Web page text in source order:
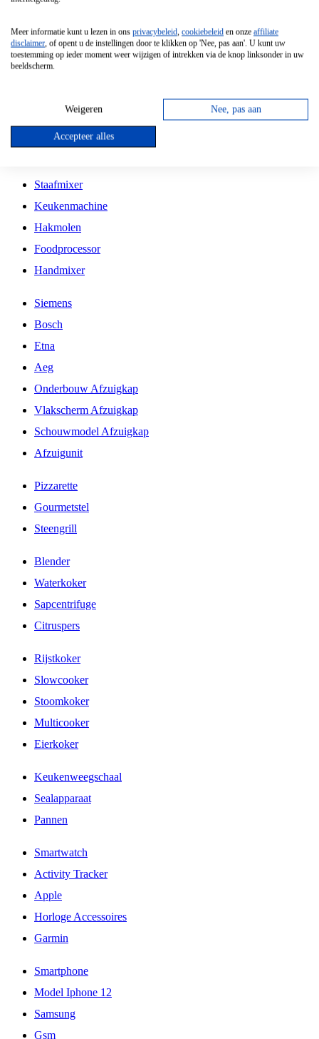
Vrijstaande Magnetron
Vrijstaande Kookplaat
Inbouw Gaskookplaat
Inbouw Keramische Kookplaat
Kookplaat Accessoires
Staafmixer
Keukenmachine
Hakmolen
Foodprocessor
Handmixer
Siemens
Bosch
Etna
Aeg
Onderbouw Afzuigkap
Vlakscherm Afzuigkap
Schouwmodel Afzuigkap
Afzuigunit
Pizzarette
Gourmetstel
Steengrill
Blender
Waterkoker
Sapcentrifuge
Citruspers
Rijstkoker
Slowcooker
Stoomkoker
Multicooker
Eierkoker
Keukenweegschaal
Sealapparaat
Pannen
Smartwatch
Activity Tracker
Apple
Horloge Accessoires
Garmin
Smartphone
Model Iphone 12
Samsung
Gsm
Meer informatie kunt u lezen in ons privacybeleid, cookiebeleid en onze affiliate
disclaimer, of opent u de instellingen door te klikken op 'Nee, pas aan'. U kunt uw
toestemming op ieder moment weer wijzigen of intrekken via de knop linksonder in uw
beeldscherm.
Weigeren Nee, pas aan
Accepteer alles